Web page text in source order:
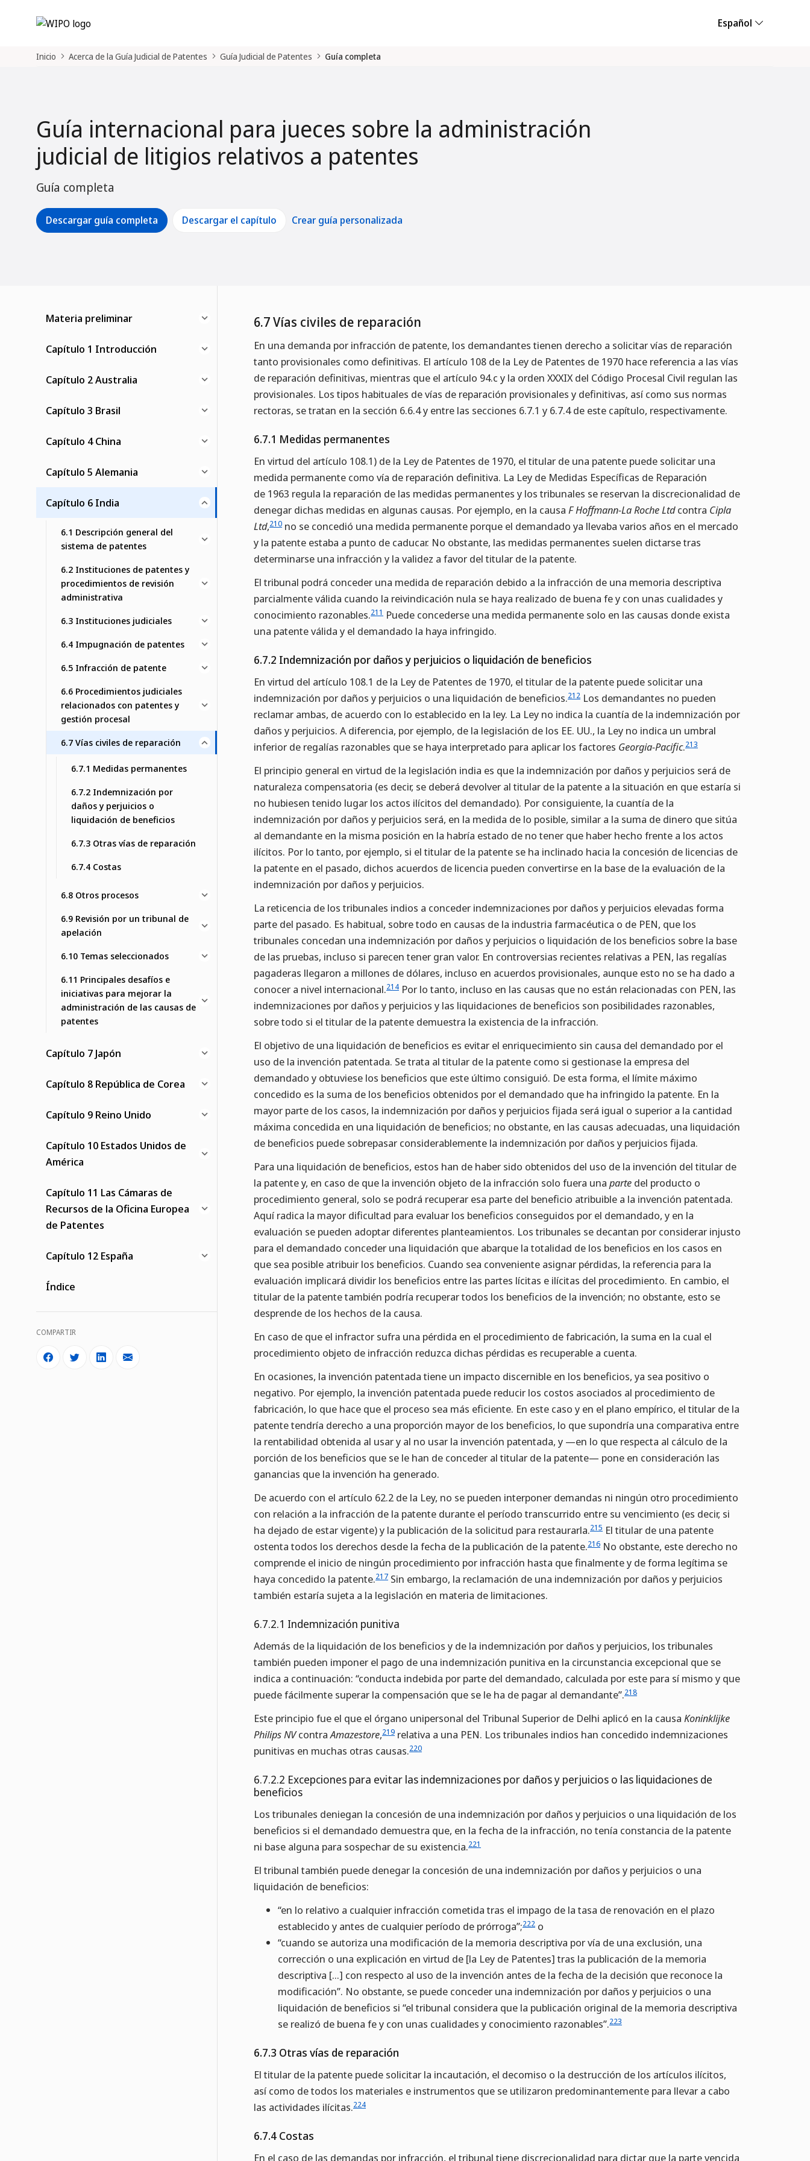
Español
Inicio Acerca de la Guía Judicial de Patentes Guía Judicial de Patentes Guía completa
Guía internacional para jueces sobre la administración
judicial de litigios relativos a patentes
Guía completa
Descargar guía completa Descargar el capítulo Crear guía personalizada
Materia preliminar
Capítulo 1 Introducción
Capítulo 2 Australia
Capítulo 3 Brasil
Capítulo 4 China
Capítulo 5 Alemania
Capítulo 6 India
6.1 Descripción general del
sistema de patentes
6.2 Instituciones de patentes y
procedimientos de revisión
administrativa
6.3 Instituciones judiciales
6.4 Impugnación de patentes
6.5 Infracción de patente
6.6 Procedimientos judiciales
relacionados con patentes y
gestión procesal
6.7 Vías civiles de reparación
6.7.1 Medidas permanentes
6.7.2 Indemnización por
daños y perjuicios o
liquidación de beneficios
6.7.3 Otras vías de reparación
6.7.4 Costas
6.8 Otros procesos
6.9 Revisión por un tribunal de
apelación
6.10 Temas seleccionados
6.11 Principales desafíos e
iniciativas para mejorar la
administración de las causas de
patentes
Capítulo 7 Japón
Capítulo 8 República de Corea
Capítulo 9 Reino Unido
Capítulo 10 Estados Unidos de
América
Capítulo 11 Las Cámaras de
Recursos de la Oficina Europea
de Patentes
Capítulo 12 España
Índice
COMPARTIR
6.7 Vías civiles de reparación
En una demanda por infracción de patente, los demandantes tienen derecho a solicitar vías de reparación
tanto provisionales como definitivas. El artículo 108 de la Ley de Patentes de 1970 hace referencia a las vías
de reparación definitivas, mientras que el artículo 94.c y la orden XXXIX del Código Procesal Civil regulan las
provisionales. Los tipos habituales de vías de reparación provisionales y definitivas, así como sus normas
rectoras, se tratan en la sección 6.6.4 y entre las secciones 6.7.1 y 6.7.4 de este capítulo, respectivamente.
6.7.1 Medidas permanentes
En virtud del artículo 108.1) de la Ley de Patentes de 1970, el titular de una patente puede solicitar una
medida permanente como vía de reparación definitiva. La Ley de Medidas Específicas de Reparación
de 1963 regula la reparación de las medidas permanentes y los tribunales se reservan la discrecionalidad de
denegar dichas medidas en algunas causas. Por ejemplo, en la causa F Hoffmann-La Roche Ltdcontra Cipla
Ltd,210 no se concedió una medida permanente porque el demandado ya llevaba varios años en el mercado
y la patente estaba a punto de caducar. No obstante, las medidas permanentes suelen dictarse tras
determinarse una infracción y la validez a favor del titular de la patente.
El tribunal podrá conceder una medida de reparación debido a la infracción de una memoria descriptiva
parcialmente válida cuando la reivindicación nula se haya realizado de buena fe y con unas cualidades y
conocimiento razonables.211 Puede concederse una medida permanente solo en las causas donde exista
una patente válida y el demandado la haya infringido.
6.7.2 Indemnización por daños y perjuicios o liquidación de beneficios
En virtud del artículo 108.1 de la Ley de Patentes de 1970, el titular de la patente puede solicitar una
indemnización por daños y perjuicios o una liquidación de beneficios.212 Los demandantes no pueden
reclamar ambas, de acuerdo con lo establecido en la ley. La Ley no indica la cuantía de la indemnización por
daños y perjuicios. A diferencia, por ejemplo, de la legislación de los EE. UU., la Ley no indica un umbral
inferior de regalías razonables que se haya interpretado para aplicar los factores Georgia-Pacific.213
El principio general en virtud de la legislación india es que la indemnización por daños y perjuicios será de
naturaleza compensatoria (es decir, se deberá devolver al titular de la patente a la situación en que estaría si
no hubiesen tenido lugar los actos ilícitos del demandado). Por consiguiente, la cuantía de la
indemnización por daños y perjuicios será, en la medida de lo posible, similar a la suma de dinero que sitúa
al demandante en la misma posición en la habría estado de no tener que haber hecho frente a los actos
ilícitos. Por lo tanto, por ejemplo, si el titular de la patente se ha inclinado hacia la concesión de licencias de
la patente en el pasado, dichos acuerdos de licencia pueden convertirse en la base de la evaluación de la
indemnización por daños y perjuicios.
La reticencia de los tribunales indios a conceder indemnizaciones por daños y perjuicios elevadas forma
parte del pasado. Es habitual, sobre todo en causas de la industria farmacéutica o de PEN, que los
tribunales concedan una indemnización por daños y perjuicios o liquidación de los beneficios sobre la base
de las pruebas, incluso si parecen tener gran valor. En controversias recientes relativas a PEN, las regalías
pagaderas llegaron a millones de dólares, incluso en acuerdos provisionales, aunque esto no se ha dado a
conocer a nivel internacional.214 Por lo tanto, incluso en las causas que no están relacionadas con PEN, las
indemnizaciones por daños y perjuicios y las liquidaciones de beneficios son posibilidades razonables,
sobre todo si el titular de la patente demuestra la existencia de la infracción.
El objetivo de una liquidación de beneficios es evitar el enriquecimiento sin causa del demandado por el
uso de la invención patentada. Se trata al titular de la patente como si gestionase la empresa del
demandado y obtuviese los beneficios que este último consiguió. De esta forma, el límite máximo
concedido es la suma de los beneficios obtenidos por el demandado que ha infringido la patente. En la
mayor parte de los casos, la indemnización por daños y perjuicios fijada será igual o superior a la cantidad
máxima concedida en una liquidación de beneficios; no obstante, en las causas adecuadas, una liquidación
de beneficios puede sobrepasar considerablemente la indemnización por daños y perjuicios fijada.
Para una liquidación de beneficios, estos han de haber sido obtenidos del uso de la invención del titular de
la patente y, en caso de que la invención objeto de la infracción solo fuera una parte del producto o
procedimiento general, solo se podrá recuperar esa parte del beneficio atribuible a la invención patentada.
Aquí radica la mayor dificultad para evaluar los beneficios conseguidos por el demandado, y en la
evaluación se pueden adoptar diferentes planteamientos. Los tribunales se decantan por considerar injusto
para el demandado conceder una liquidación que abarque la totalidad de los beneficios en los casos en
que sea posible atribuir los beneficios. Cuando sea conveniente asignar pérdidas, la referencia para la
evaluación implicará dividir los beneficios entre las partes lícitas e ilícitas del procedimiento. En cambio, el
titular de la patente también podría recuperar todos los beneficios de la invención; no obstante, esto se
desprende de los hechos de la causa.
En caso de que el infractor sufra una pérdida en el procedimiento de fabricación, la suma en la cual el
procedimiento objeto de infracción reduzca dichas pérdidas es recuperable a cuenta.
En ocasiones, la invención patentada tiene un impacto discernible en los beneficios, ya sea positivo o
negativo. Por ejemplo, la invención patentada puede reducir los costos asociados al procedimiento de
fabricación, lo que hace que el proceso sea más eficiente. En este caso y en el plano empírico, el titular de la
patente tendría derecho a una proporción mayor de los beneficios, lo que supondría una comparativa entre
la rentabilidad obtenida al usar y al no usar la invención patentada, y —en lo que respecta al cálculo de la
porción de los beneficios que se le han de conceder al titular de la patente— pone en consideración las
ganancias que la invención ha generado.
De acuerdo con el artículo 62.2 de la Ley, no se pueden interponer demandas ni ningún otro procedimiento
con relación a la infracción de la patente durante el período transcurrido entre su vencimiento (es decir, si
ha dejado de estar vigente) y la publicación de la solicitud para restaurarla.215 El titular de una patente
ostenta todos los derechos desde la fecha de la publicación de la patente.216 No obstante, este derecho no
comprende el inicio de ningún procedimiento por infracción hasta que finalmente y de forma legítima se
haya concedido la patente.217 Sin embargo, la reclamación de una indemnización por daños y perjuicios
también estaría sujeta a la legislación en materia de limitaciones.
6.7.2.1 Indemnización punitiva
Además de la liquidación de los beneficios y de la indemnización por daños y perjuicios, los tribunales
también pueden imponer el pago de una indemnización punitiva en la circunstancia excepcional que se
indica a continuación: “conducta indebida por parte del demandado, calculada por este para sí mismo y que
puede fácilmente superar la compensación que se le ha de pagar al demandante”.218
Este principio fue el que el órgano unipersonal del Tribunal Superior de Delhi aplicó en la causa Koninklijke
Philips NVcontraAmazestore,219 relativa a una PEN. Los tribunales indios han concedido indemnizaciones
punitivas en muchas otras causas.220
6.7.2.2 Excepciones para evitar las indemnizaciones por daños y perjuicios o las liquidaciones de
beneficios
Los tribunales deniegan la concesión de una indemnización por daños y perjuicios o una liquidación de los
beneficios si el demandado demuestra que, en la fecha de la infracción, no tenía constancia de la patente
ni base alguna para sospechar de su existencia.221
El tribunal también puede denegar la concesión de una indemnización por daños y perjuicios o una
liquidación de beneficios:
“en lo relativo a cualquier infracción cometida tras el impago de la tasa de renovación en el plazo
establecido y antes de cualquier período de prórroga”;222 o
“cuando se autoriza una modificación de la memoria descriptiva por vía de una exclusión, una
corrección o una explicación en virtud de [la Ley de Patentes] tras la publicación de la memoria
descriptiva […] con respecto al uso de la invención antes de la fecha de la decisión que reconoce la
modificación”. No obstante, se puede conceder una indemnización por daños y perjuicios o una
liquidación de beneficios si “el tribunal considera que la publicación original de la memoria descriptiva
se realizó de buena fe y con unas cualidades y conocimiento razonables”.223
6.7.3 Otras vías de reparación
El titular de la patente puede solicitar la incautación, el decomiso o la destrucción de los artículos ilícitos,
así como de todos los materiales e instrumentos que se utilizaron predominantemente para llevar a cabo
las actividades ilícitas.224
6.7.4 Costas
En el caso de las demandas por infracción, el tribunal tiene discrecionalidad para dictar que la parte vencida